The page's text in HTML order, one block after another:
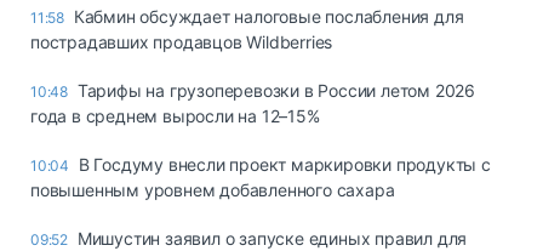
11:58 Кабмин обсуждает налоговые послабления для
пострадавших продавцов Wildberries
10:48 Тарифы на грузоперевозки в России летом 2026
года в среднем выросли на 12–15%
10:04
В Госдуму внесли проект маркировки продукты с
повышенным уровнем добавленного сахара
09:52 Мишустин заявил о запуске единых правил для